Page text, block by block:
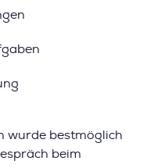
wurde bestmöglich
beim